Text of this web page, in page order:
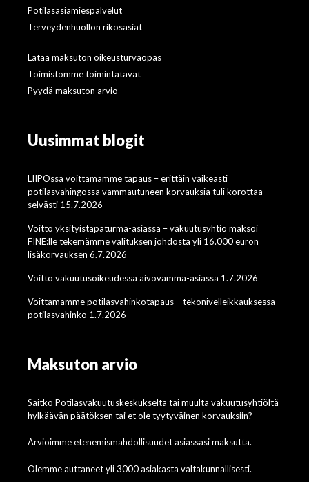
Potilasasiamiespalvelut
Terveydenhuollon rikosasiat
Lataa maksuton oikeusturvaopas
Toimistomme toimintatavat
Pyydä maksuton arvio
Uusimmat blogit
LIIPOssa voittamamme tapaus – erittäin vaikeasti
potilasvahingossa vammautuneen korvauksia tuli korottaa
selvästi 15.7.2026
Voitto yksityistapaturma-asiassa – vakuutusyhtiö maksoi
FINE:lle tekemämme valituksen johdosta yli 16.000 euron
lisäkorvauksen 6.7.2026
Voitto vakuutusoikeudessa aivovamma-asiassa 1.7.2026
Voittamamme potilasvahinkotapaus – tekonivelleikkauksessa
potilasvahinko 1.7.2026
Maksuton arvio
Saitko Potilasvakuutuskeskukselta tai muulta vakuutusyhtiöltä
hylkäävän päätöksen tai et ole tyytyväinen korvauksiin?
Arvioimme etenemismahdollisuudet asiassasi maksutta.
Olemme auttaneet yli 3000 asiakasta valtakunnallisesti.